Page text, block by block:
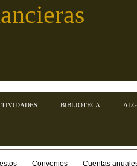
BIBLIOTECA
Convenios Cuentas